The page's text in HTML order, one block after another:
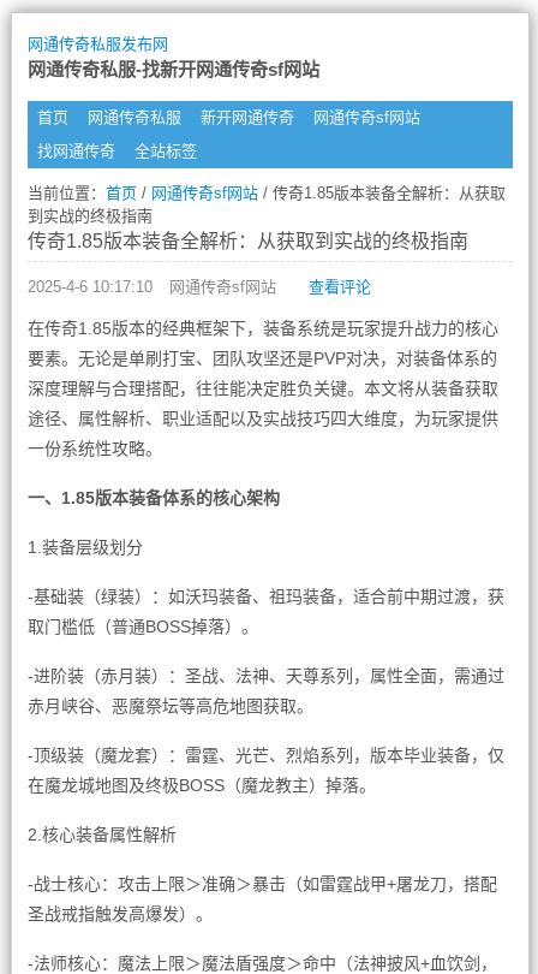
网通传奇私服发布网
网通传奇私服-找新开网通传奇sf网站
首页 网通传奇私服 新开网通传奇
网通传奇sf网站
找网通传奇
全站标签
当前位置： 首页/ 网通传奇sf网站/ 传奇1.85版本装备全解析：从获取
到实战的终极指南
传奇1.85版本装备全解析：从获取到实战的终极指南
2025-4-6 10:17:10 网通传奇sf网站 查看评论
在传奇1.85版本的经典框架下，装备系统是玩家提升战力的核心
要素。无论是单刷打宝、团队攻坚还是PVP对决，对装备体系的
深度理解与合理搭配，往往能决定胜负关键。本文将从装备获取
途径、属性解析、职业适配以及实战技巧四大维度，为玩家提供
一份系统性攻略。
一、1.85版本装备体系的核心架构
1.装备层级划分
-基础装（绿装）：如沃玛装备、祖玛装备，适合前中期过渡，获
取门槛低（普通BOSS掉落）。
-进阶装（赤月装）：圣战、法神、天尊系列，属性全面，需通过
赤月峡谷、恶魔祭坛等高危地图获取。
-顶级装（魔龙套）：雷霆、光芒、烈焰系列，版本毕业装备，仅
在魔龙城地图及终极BOSS（魔龙教主）掉落。
2.核心装备属性解析
-战士核心：攻击上限＞准确＞暴击（如雷霆战甲+屠龙刀，搭配
圣战戒指触发高爆发）。
-法师核心：魔法上限＞魔法盾强度＞命中（法神披风+血饮剑，